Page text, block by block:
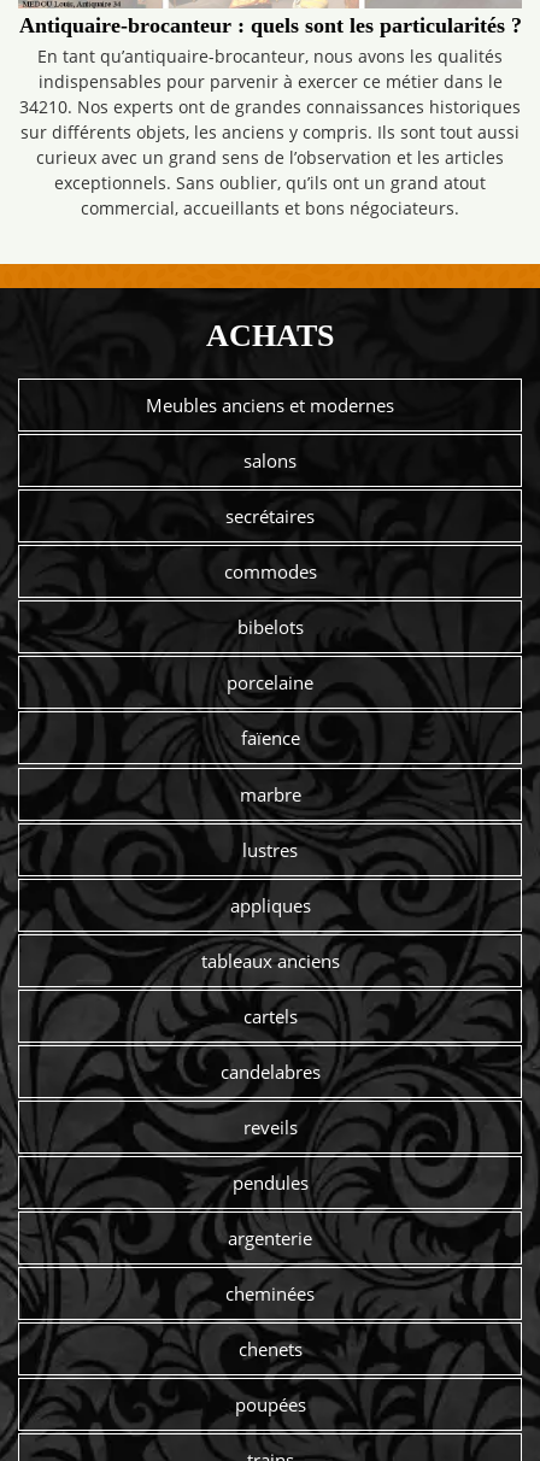
Antiquaire-brocanteur : quels sont les particularités ?
En tant qu’antiquaire-brocanteur, nous avons les qualités
indispensables pour parvenir à exercer ce métier dans le
34210. Nos experts ont de grandes connaissances historiques
sur différents objets, les anciens y compris. Ils sont tout aussi
curieux avec un grand sens de l’observation et les articles
exceptionnels. Sans oublier, qu’ils ont un grand atout
commercial, accueillants et bons négociateurs.
ACHATS
Meubles anciens et modernes
salons
secrétaires
commodes
bibelots
porcelaine
faïence
marbre
lustres
appliques
tableaux anciens
cartels
candelabres
reveils
pendules
argenterie
cheminées
chenets
poupées